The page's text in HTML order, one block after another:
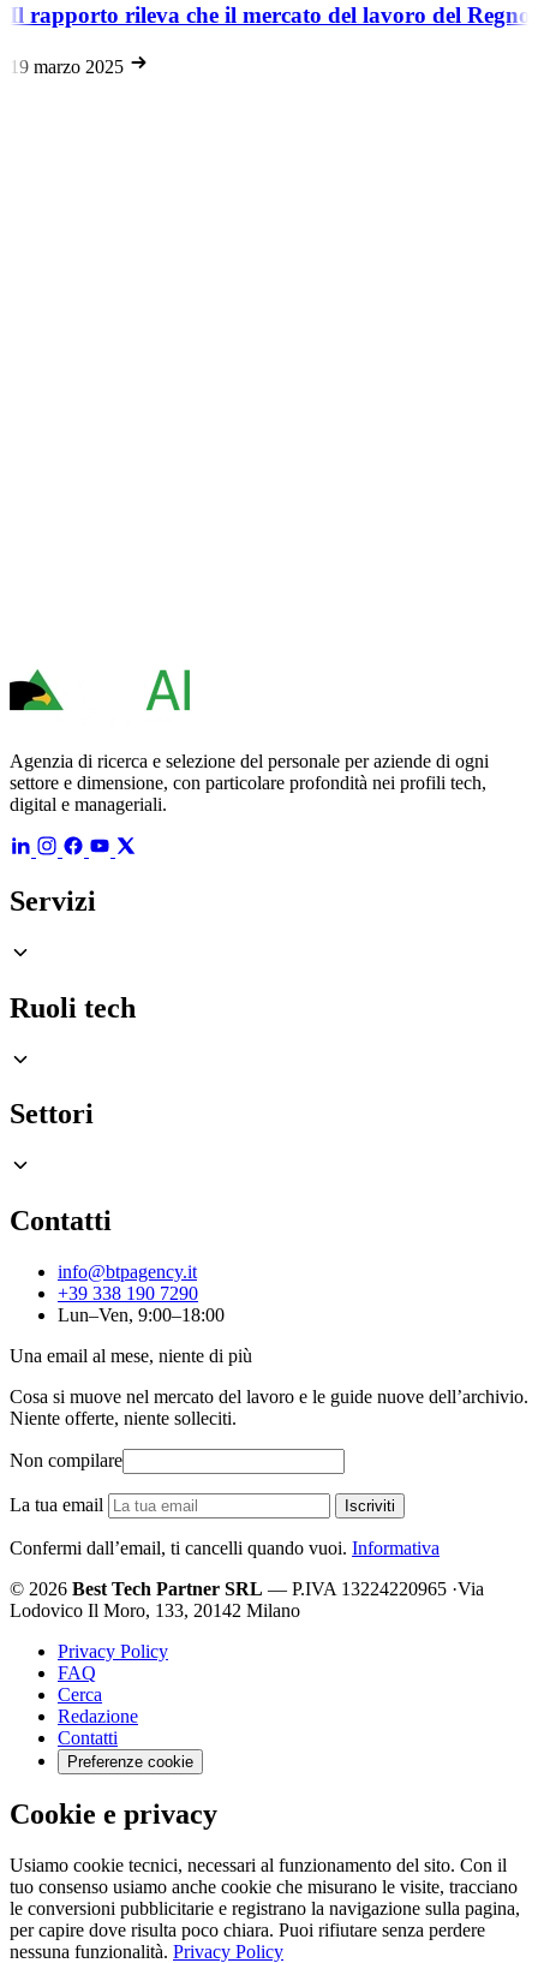
Il rapporto rileva che il mercato del lavoro del
19 marzo 2025
Agenzia di ricerca e selezione del personale per aziende di ogni
settore e dimensione, con particolare profondità nei profili tech,
digital e manageriali.
Servizi
Ruoli tech
Settori
Contatti
info@btpagency.it
+39 338 190 7290
Lun–Ven, 9:00–18:00
Una email al mese, niente di più
Cosa si muove nel mercato del lavoro e le guide nuove dell’archivio.
Niente offerte, niente solleciti.
Non compilare
La tua email Iscriviti
Confermi dall’email, ti cancelli quando vuoi. Informativa
© 2026 Best Tech Partner SRL — P.IVA 13224220965 ·Via
Lodovico Il Moro, 133, 20142 Milano
Privacy Policy
FAQ
Cerca
Redazione
Contatti
Preferenze cookie
Cookie e privacy
Usiamo cookie tecnici, necessari al funzionamento del sito. Con il
tuo consenso usiamo anche cookie che misurano le visite, tracciano
le conversioni pubblicitarie e registrano la navigazione sulla pagina,
per capire dove risulta poco chiara. Puoi rifiutare senza perdere
nessuna funzionalità. Privacy Policy